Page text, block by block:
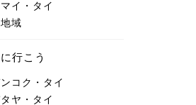
イ・タイ
域
行こう
コク・タイ
ヤ・タイ